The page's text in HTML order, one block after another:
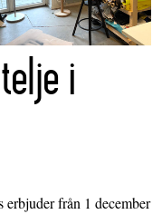
i
från 1 december